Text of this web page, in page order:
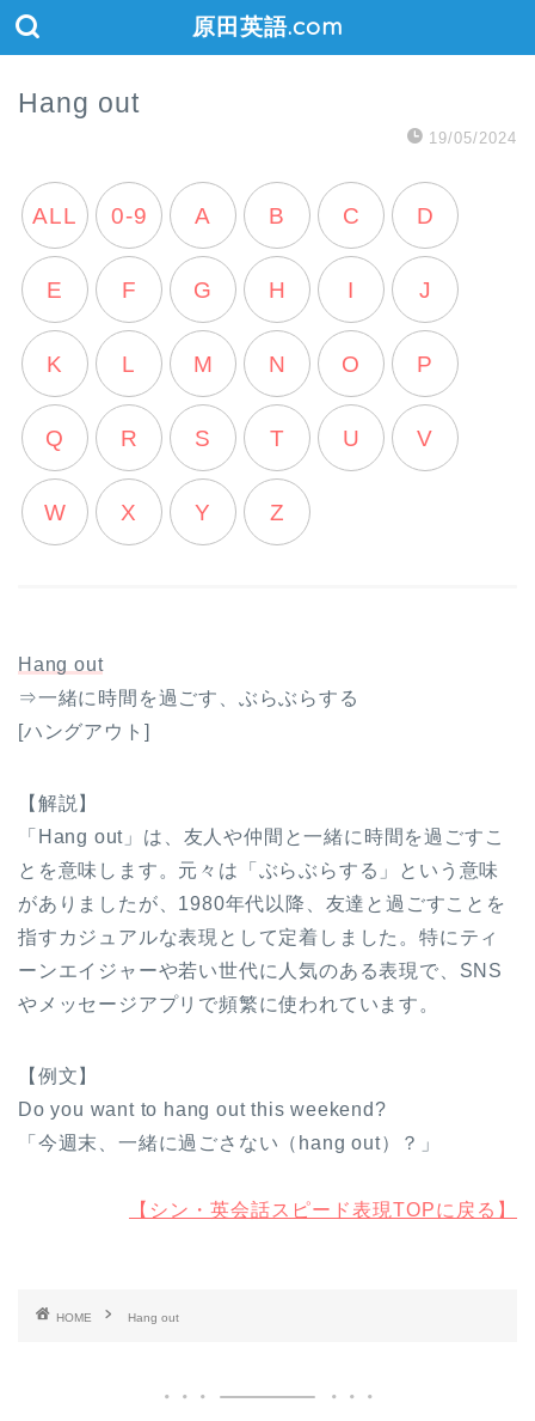
原田英語.com
Hang out
19/05/2024
ALL 0-9 A B C D
E F G H I J
K L M N O P
Q R S T U V
W X Y Z
Hang out
⇒一緒に時間を過ごす、ぶらぶらする
[ハングアウト]
【解説】
「Hang out」は、友人や仲間と一緒に時間を過ごすこ
とを意味します。元々は「ぶらぶらする」という意味
がありましたが、1980年代以降、友達と過ごすことを
指すカジュアルな表現として定着しました。特にティ
ーンエイジャーや若い世代に人気のある表現で、SNS
やメッセージアプリで頻繁に使われています。
【例文】
Do you want to hang out this weekend?
「今週末、一緒に過ごさない（hang out）？」
【シン・英会話スピード表現TOPに戻る】
HOME Hang out